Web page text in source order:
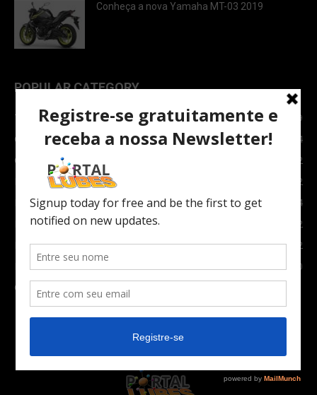
Conheça a nova Yamaha MT-03 2019
POPULAR CATEGORY
TOPNEWS
7089
Carro e Moto
3764
Carro
2082
Notícias
1852
Indústria
1024
Moto
972
Economia
672
Newsletter
630
Carros Verdes e Novas tecnologias automotivas